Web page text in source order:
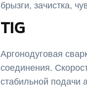
брызги, зачистка,
TIG
Аргонодуговая
соединения.
стабильной подачи